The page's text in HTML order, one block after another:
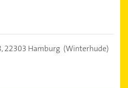
22303 Hamburg (Winterhude)